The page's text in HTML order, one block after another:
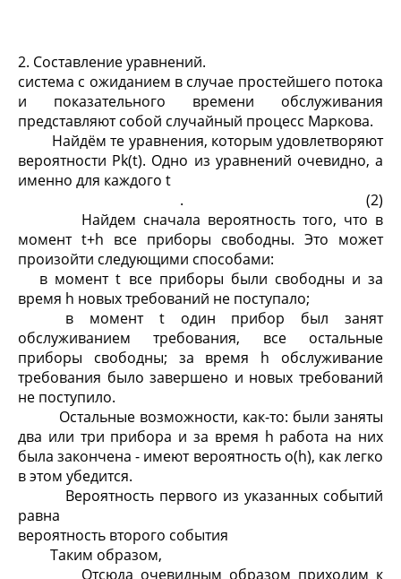
2. Составление уравнений.
система с ожиданием в случае простейшего потока
и показательного времени обслуживания
представляют собой случайный процесс Маркова.
Найдём те уравнения, которым удовлетворяют
вероятности Pk(t). Одно из уравнений очевидно, а
именно для каждого t
. (2)
Найдем сначала вероятность того, что в
момент t+h все приборы свободны. Это может
произойти следующими способами:
в момент t все приборы были свободны и за
время h новых требований не поступало;
в момент t один прибор был занят
обслуживанием требования, все остальные
приборы свободны; за время h обслуживание
требования было завершено и новых требований
не поступило.
Остальные возможности, как-то: были заняты
два или три прибора и за время h работа на них
была закончена - имеют вероятность o(h), как легко
в этом убедится.
Вероятность первого из указанных событий
равна
вероятность второго события
Таким образом,
Отсюда очевидным образом приходим к